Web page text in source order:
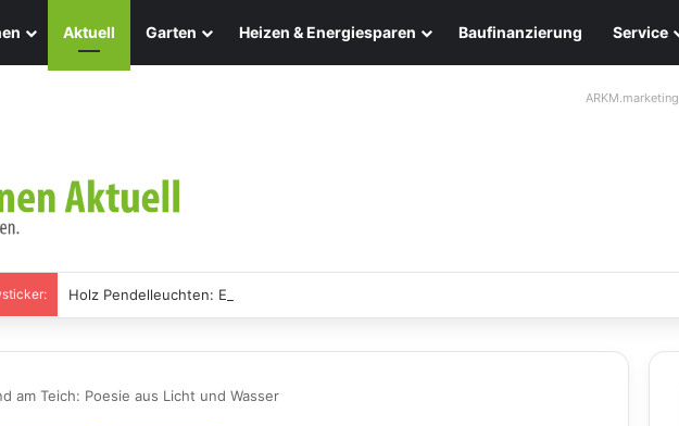
Aktuell Garten Heizen & Energiesparen Baufinanzierung Service
ARKM.marketing
Holz Pendelleuchten: Eleganz und Nachhaltigkeit für Ihr Zuhause
am Teich: Poesie aus Licht und Wasser